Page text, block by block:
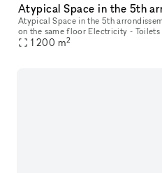
Atypical Space in the 5th
Atypical Space in the 5th arrondissement of Paris
on the same floor Electricity - Toilets
1 200 m2